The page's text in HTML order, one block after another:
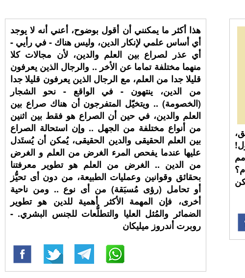
هذا أكثر ما يمكنني أن أقول بوضوح، أعني أنه لا يوجد
أي أساس علمي لإنكار الدين، وليس هناك - في رأيي -
أي عذر لصراع بين العلم والدين، لأن مجالات كلا
منهما مختلفة تماما عن الأخر .. والرجال الذين يعرفون
قليلا جدا من العلم، مع الرجال الذين يعرفون قليلا جدا
من الدين، ينتهون - في الواقع - نحو الشجار
(الخصومة) .. ويتخيّل المتفرجون أن هناك صراع بين
العلم والدين، في حين أن الصراع هو فقط بين اثنين
من أنواع مختلفة من الجهل .. وإن استحالة الصراع
بين العلم الحقيقى والدين الحقيقى، يُمكن أن يُستَدل
عليها عندما يفحص المرء الغرض من العلم و الغرض
من الدين .. الغرض من العلم هو تطوير معرفتنا
بحقائق وقوانين وعمليات الطبيعة، من دون أى تحيُّز
أو تحامل (رؤى مُسبَقة) من أى نوع .. ومن ناحية
أخرى، فإن المهمة الأكثر أهمية للدين هو تطوير
الضمائر والمُثل العليا والتطلُّعات للجنس البشري. -
روبرت أندروز ميليكان